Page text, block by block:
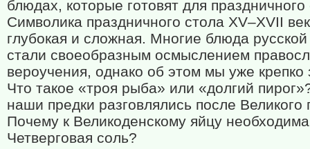
блюдах, которые готовят для праздничного
Символика праздничного стола XV–XVII
глубокая и сложная. Многие блюда русской
стали своеобразным осмыслением
вероучения, однако об этом мы уже крепко
Что такое «троя рыба» или «долгий
наши предки разговлялись после Великого
Почему к Великоденскому яйцу необходима
Четверговая соль?